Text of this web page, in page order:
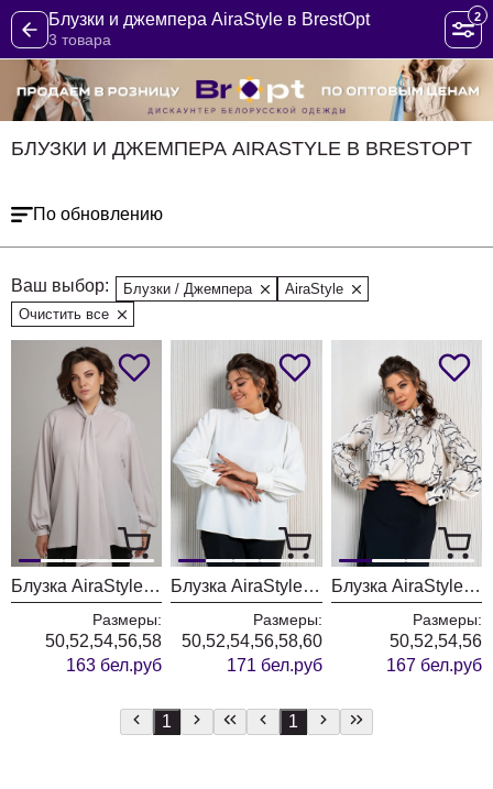
Блузки и джемпера AiraStyle в BrestOpt
3 товара
2
БЛУЗКИ И ДЖЕМПЕРА AIRASTYLE В BRESTOPT
По обновлению
Ваш выбор: Блузки / Джемпера
AiraStyle
Очистить все
Блузка AiraStyle 24-052
Размеры:
50,52,54,56,58
163 бел.руб
Блузка AiraStyle 24-053 молочный
Размеры:
50,52,54,56,58,60
171 бел.руб
Блузка AiraStyle 24-054 бежево-черный
Размеры:
50,52,54,56
167 бел.руб
1 1